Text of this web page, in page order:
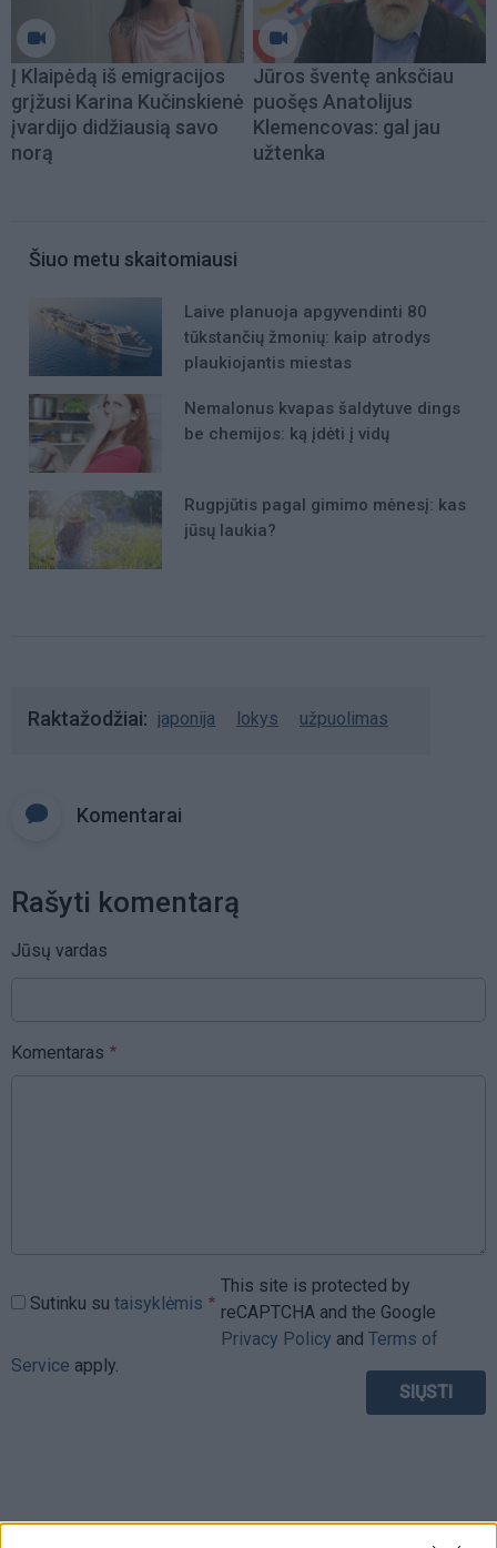
Į Klaipėdą iš emigracijos
grįžusi Karina Kučinskienė
įvardijo didžiausią savo
norą
Jūros šventę anksčiau
puošęs Anatolijus
Klemencovas: gal jau
užtenka
Šiuo metu skaitomiausi
Laive planuoja apgyvendinti 80
tūkstančių žmonių: kaip atrodys
plaukiojantis miestas
Nemalonus kvapas šaldytuve dings
be chemijos: ką įdėti į vidų
Rugpjūtis pagal gimimo mėnesį: kas
jūsų laukia?
Raktažodžiai japonija lokys užpuolimas
Komentarai
Rašyti komentarą
Jūsų vardas
Komentaras
Sutinku su taisyklėmis
This site is protected by
reCAPTCHA and the Google
Privacy Policy and Terms of
Service apply.